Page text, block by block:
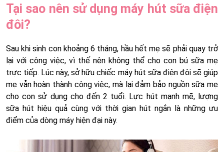
Tại sao nên sử dụng máy hút sữa điện
đôi?
Sau khi sinh con khoảng 6 tháng, hầu hết mẹ sẽ phải quay trở
lại với công việc, vì thế nên không thể cho con bú sữa mẹ
trực tiếp. Lúc này, sở hữu chiếc máy hút sữa điện đôi sẽ giúp
mẹ vẫn hoàn thành công việc, mà lại đảm bảo nguồn sữa mẹ
cho con sử dụng cho đến 2 tuổi. Lực hút mạnh mẽ, lượng
sữa hút hiệu quả cùng với thời gian hút ngắn là những ưu
điểm của dòng máy hiện đại này.